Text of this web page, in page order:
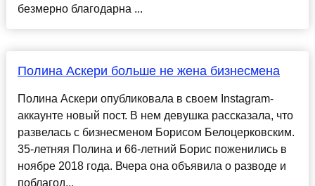
безмерно благодарна ...
Полина Аскери больше не жена бизнесмена
Полина Аскери опубликовала в своем Instagram-
аккаунте новый пост. В нем девушка рассказала, что
развелась с бизнесменом Борисом Белоцерковским.
35-летняя Полина и 66-летний Борис поженились в
ноябре 2018 года. Вчера она объявила о разводе и
поблагод...